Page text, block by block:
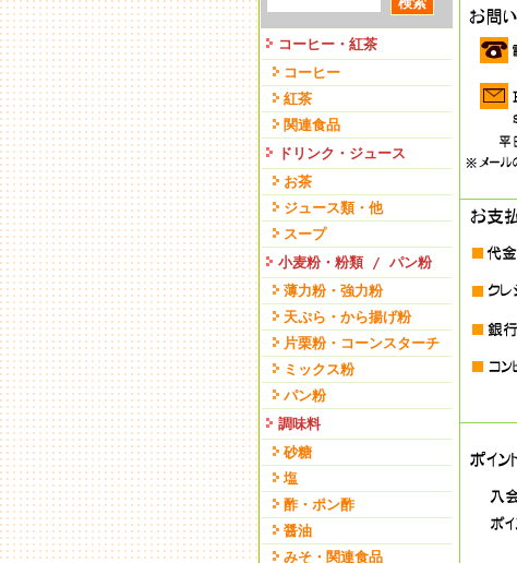
コーヒー・紅茶
コーヒー
紅茶
関連食品
ドリンク・ジュース
お茶
ジュース類・他
スープ
小麦粉・粉類 / パン粉
薄力粉・強力粉
天ぷら・から揚げ粉
片栗粉・コーンスターチ
ミックス粉
パン粉
調味料
砂糖
塩
酢・ポン酢
醤油
みそ・関連食品